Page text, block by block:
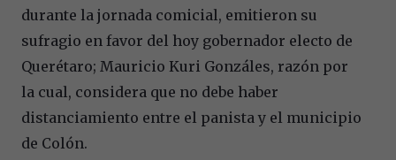
durante la jornada comicial, emitieron su
sufragio en favor del hoy gobernador electo de
Querétaro; Mauricio Kuri Gonzáles, razón por
la cual, considera que no debe haber
distanciamiento entre el panista y el municipio
de Colón.